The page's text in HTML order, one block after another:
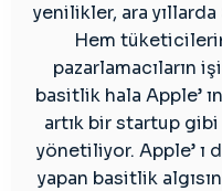
yenilikler, ara
Hem
pazarlamacıların
basitlik hala Apple’
artık bir startup
yönetiliyor. Apple’ ı
yapan basitlik